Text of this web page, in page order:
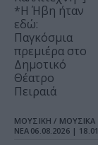
*Η Ήβη ήταν
εδώ:
Παγκόσμια
πρεμιέρα στο
Δημοτικό
Θέατρο
Πειραιά
ΜΟΥΣΙΚΗ / ΜΟΥΣΙΚΑ
ΝΕΑ 06.08.2026 | 18.01